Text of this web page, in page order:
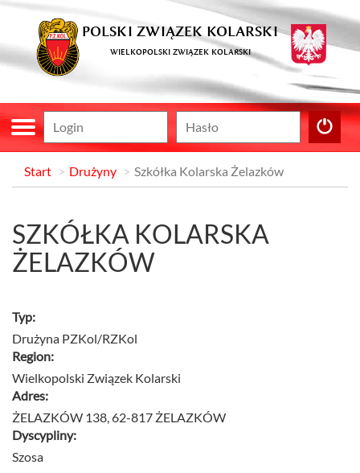
POLSKI ZWIĄZEK KOLARSKI
WIELKOPOLSKI ZWIĄZEK KOLARSKI
Start Drużyny Szkółka Kolarska Żelazków
SZKÓŁKA KOLARSKA
ŻELAZKÓW
Typ:
Drużyna PZKol/RZKol
Region:
Wielkopolski Związek Kolarski
Adres:
ŻELAZKÓW 138, 62-817 ŻELAZKÓW
Dyscypliny:
Szosa